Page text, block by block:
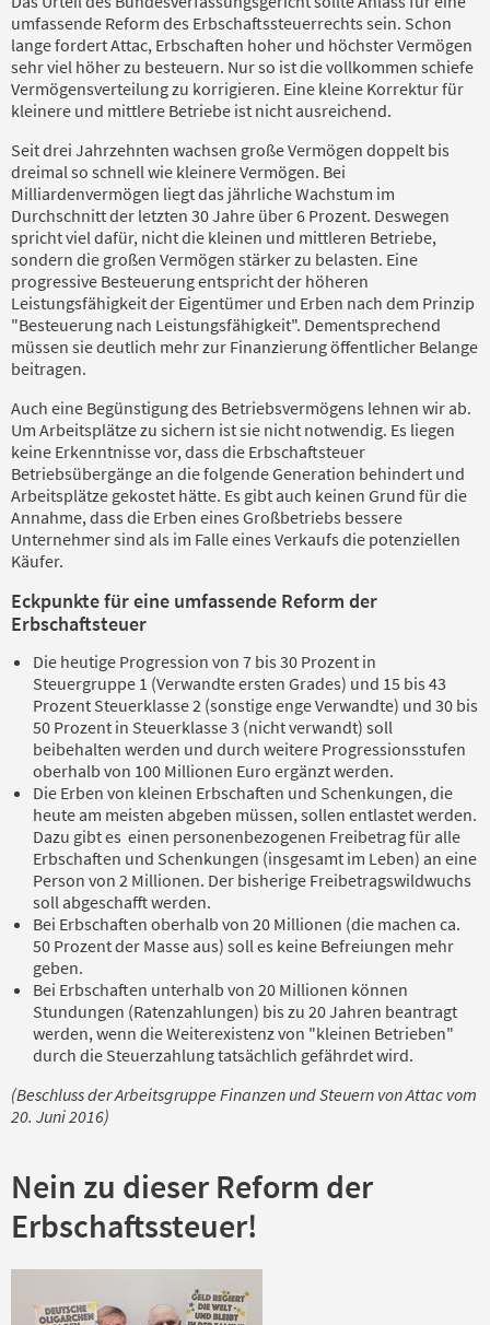
umfassende Reform des Erbschaftssteuerrechts sein. Schon
lange fordert Attac, Erbschaften hoher und höchster Vermögen
sehr viel höher zu besteuern. Nur so ist die vollkommen schiefe
Vermögensverteilung zu korrigieren. Eine kleine Korrektur für
kleinere und mittlere Betriebe ist nicht ausreichend.
Seit drei Jahrzehnten wachsen große Vermögen doppelt bis
dreimal so schnell wie kleinere Vermögen. Bei
Milliardenvermögen liegt das jährliche Wachstum im
Durchschnitt der letzten 30 Jahre über 6 Prozent. Deswegen
spricht viel dafür, nicht die kleinen und mittleren Betriebe,
sondern die großen Vermögen stärker zu belasten. Eine
progressive Besteuerung entspricht der höheren
Leistungsfähigkeit der Eigentümer und Erben nach dem Prinzip
"Besteuerung nach Leistungsfähigkeit". Dementsprechend
müssen sie deutlich mehr zur Finanzierung öffentlicher Belange
beitragen.
Auch eine Begünstigung des Betriebsvermögens lehnen wir ab.
Um Arbeitsplätze zu sichern ist sie nicht notwendig. Es liegen
keine Erkenntnisse vor, dass die Erbschaftsteuer
Betriebsübergänge an die folgende Generation behindert und
Arbeitsplätze gekostet hätte. Es gibt auch keinen Grund für die
Annahme, dass die Erben eines Großbetriebs bessere
Unternehmer sind als im Falle eines Verkaufs die potenziellen
Käufer.
Eckpunkte für eine umfassende Reform der
Erbschaftsteuer
Die heutige Progression von 7 bis 30 Prozent in
Steuergruppe 1 (Verwandte ersten Grades) und 15 bis 43
Prozent Steuerklasse 2 (sonstige enge Verwandte) und 30 bis
50 Prozent in Steuerklasse 3 (nicht verwandt) soll
beibehalten werden und durch weitere Progressionsstufen
oberhalb von 100 Millionen Euro ergänzt werden.
Die Erben von kleinen Erbschaften und Schenkungen, die
heute am meisten abgeben müssen, sollen entlastet werden.
Dazu gibt es einen personenbezogenen Freibetrag für alle
Erbschaften und Schenkungen (insgesamt im Leben) an eine
Person von 2 Millionen. Der bisherige Freibetragswildwuchs
soll abgeschafft werden.
Bei Erbschaften oberhalb von 20 Millionen (die machen ca.
50 Prozent der Masse aus) soll es keine Befreiungen mehr
geben.
Bei Erbschaften unterhalb von 20 Millionen können
Stundungen (Ratenzahlungen) bis zu 20 Jahren beantragt
werden, wenn die Weiterexistenz von "kleinen Betrieben"
durch die Steuerzahlung tatsächlich gefährdet wird.
(Beschluss der Arbeitsgruppe Finanzen und Steuern von Attac vom
20. Juni 2016)
Nein zu dieser Reform der
Erbschaftssteuer!